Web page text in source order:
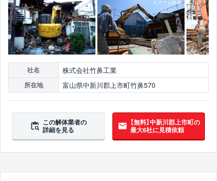
社名 株式会社竹鼻工業
所在地 富山県中新川郡上市町竹鼻570
この解体業者の
詳細を見る
【無料】中新川郡上市町の
最大6社に見積依頼